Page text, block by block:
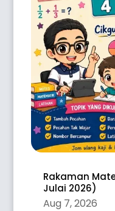
Rakaman
Julai 2026)
Aug 7, 2026